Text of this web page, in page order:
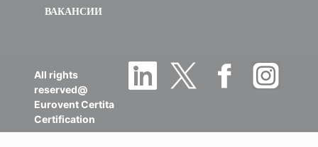
ВАКАНСИИ
All rights
reserved@
Eurovent Certita
Certification